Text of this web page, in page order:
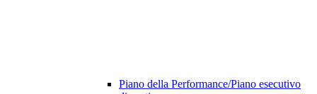
Piano della Performance/Piano esecutivo